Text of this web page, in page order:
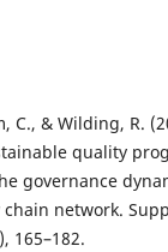
C., & Wilding, R.
quality
governance
network.
165–182.